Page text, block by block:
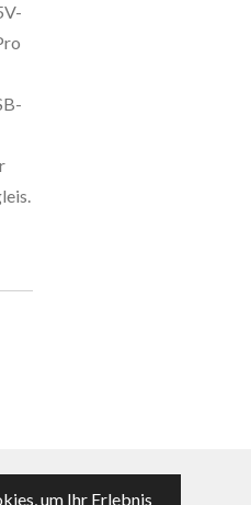
um Ihr Erlebnis